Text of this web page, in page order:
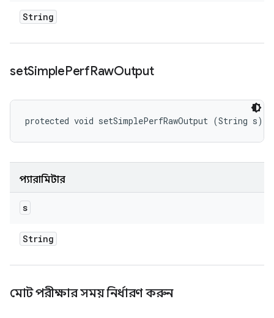
String
setSimplePerfRawOutput
protected void setSimplePerfRawOutput (String s)
প্যারামিটার
s
String
মোট পরীক্ষার সময় নির্ধারণ করুন